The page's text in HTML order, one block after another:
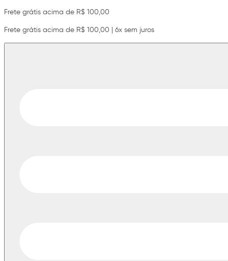
Frete grátis acima de R$ 100,00
Frete grátis acima de R$ 100,00 | 6x sem juros